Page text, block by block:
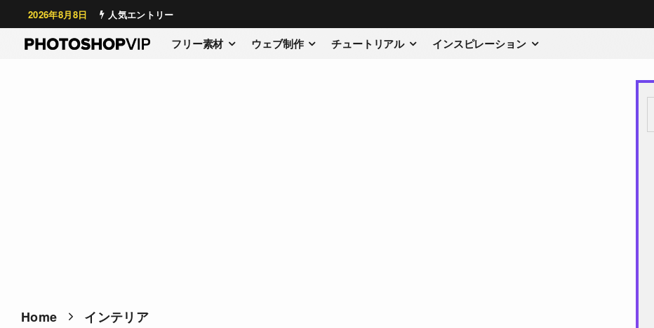
2026年8月8日 人気エントリー
フリー素材 ウェブ制作 チュートリアル インスピレーション
Home インテリア